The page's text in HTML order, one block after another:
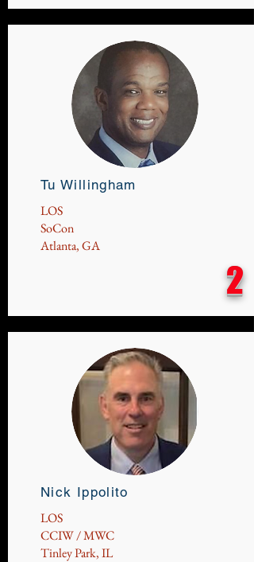
Tu Willingham
LOS
SoCon
Atlanta, GA
2
Nick Ippolito
LOS
CCIW / MWC
Tinley Park, IL